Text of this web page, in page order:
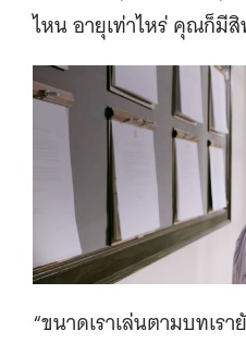
ไหน อายุเท่าไหร่ คุณก็มีสิ
“ขนาดเราเล่นตามบทเร